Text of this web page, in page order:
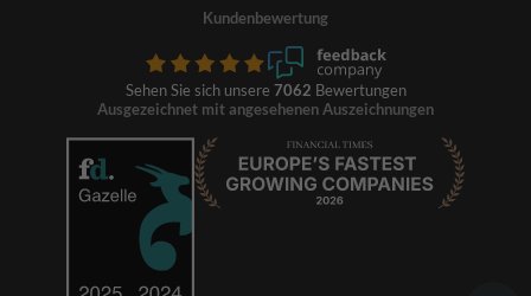
Kundenbewertung
Sehen Sie sich unsere 7062 Bewertungen
Ausgezeichnet mit angesehenen Auszeichnungen